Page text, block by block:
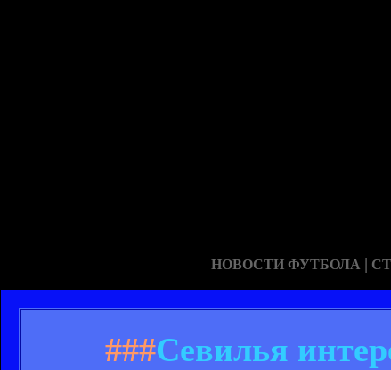
НОВОСТИ ФУТБОЛА |
###Севилья